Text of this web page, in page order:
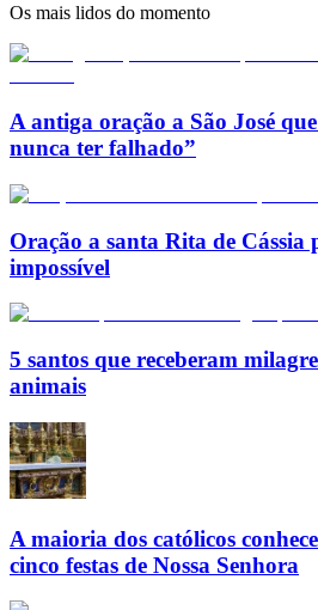
Os mais lidos do momento
A antiga oração a São José
nunca ter falhado”
Oração a santa Rita de Cássia
impossível
5 santos que receberam
animais
A maioria dos católicos
cinco festas de Nossa Senhora